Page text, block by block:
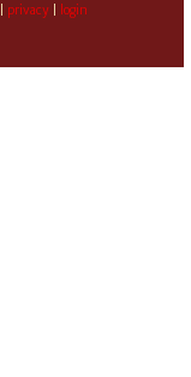
privacy| login